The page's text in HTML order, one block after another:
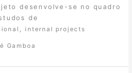
desenvolve-se no quadro
de
internal projects
Gamboa